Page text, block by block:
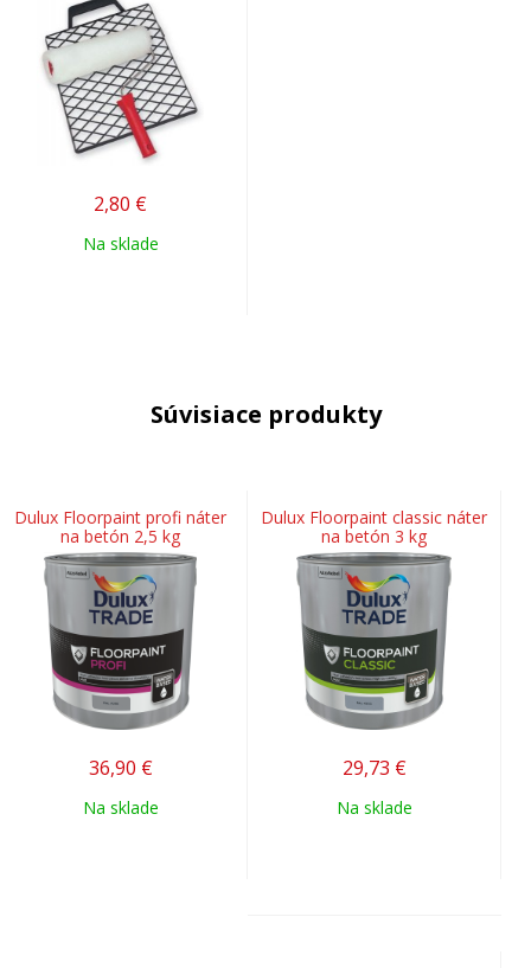
2,80 €
Na sklade
Súvisiace produkty
Dulux Floorpaint profi náter
na betón 2,5 kg
36,90 €
Na sklade
Dulux Floorpaint classic náter
na betón 3 kg
29,73 €
Na sklade